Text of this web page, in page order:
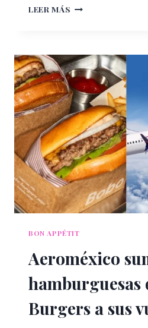
LEER MÁS GRUPO
EL
RECONOCIMIENTO
“MÉXICO
ANFITRIÓN
2026”
BON APPÉTIT
Aeroméxico
hamburguesas
Burgers a sus